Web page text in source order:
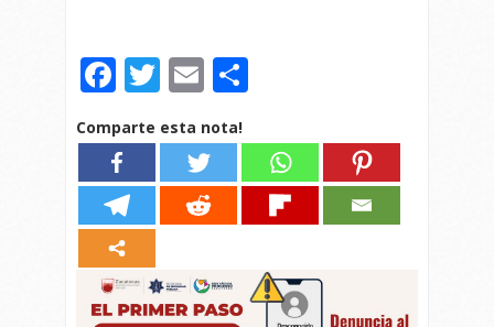
Facebook
Twitter
Email
Comparte esta nota!